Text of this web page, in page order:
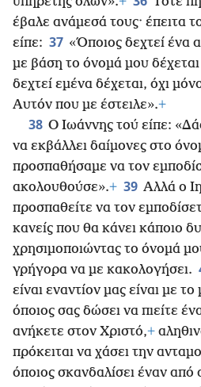
έβαλε ανάμεσά τους· έπειτα
είπε: 37 «Όποιος δεχτεί ένα
με βάση το όνομά μου δέχεται
δεχτεί εμένα δέχεται, όχι
Αυτόν που με έστειλε».+
38 Ο Ιωάννης τού είπε:
να εκβάλλει δαίμονες στο
προσπαθήσαμε να τον
ακολουθούσε».+ 39 Αλλά ο
προσπαθείτε να τον
κανείς που θα κάνει κάποιο
χρησιμοποιώντας το όνομά
γρήγορα να με κακολογήσει.
είναι εναντίον μας είναι με
όποιος σας δώσει να πιείτε
ανήκετε στον Χριστό,+
πρόκειται να χάσει την
όποιος σκανδαλίσει έναν από